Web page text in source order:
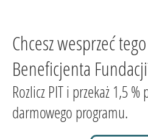
Chcesz wesprzeć tego
Beneficjenta
Rozlicz PIT i przekaż 1,5
darmowego programu.